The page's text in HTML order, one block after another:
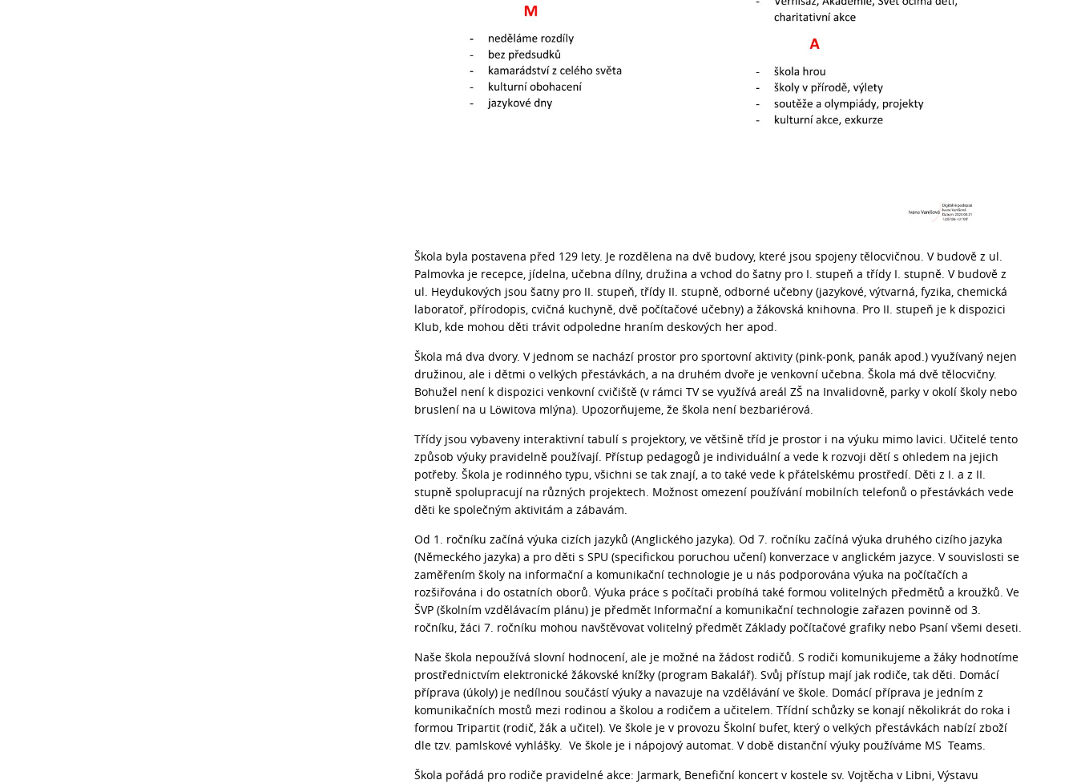
Škola byla postavena před 129 lety. Je rozdělena na dvě budovy, které jsou spojeny tělocvičnou. V budově z ul.
Palmovka je recepce, jídelna, učebna dílny, družina a vchod do šatny pro I. stupeň a třídy I. stupně. V budově z
ul. Heydukových jsou šatny pro II. stupeň, třídy II. stupně, odborné učebny (jazykové, výtvarná, fyzika, chemická
laboratoř, přírodopis, cvičná kuchyně, dvě počítačové učebny) a žákovská knihovna. Pro II. stupeň je k dispozici
Klub, kde mohou děti trávit odpoledne hraním deskových her apod.
Škola má dva dvory. V jednom se nachází prostor pro sportovní aktivity (pink-ponk, panák apod.) využívaný nejen
družinou, ale i dětmi o velkých přestávkách, a na druhém dvoře je venkovní učebna. Škola má dvě tělocvičny.
Bohužel není k dispozici venkovní cvičiště (v rámci TV se využívá areál ZŠ na Invalidovně, parky v okolí školy nebo
bruslení na u Löwitova mlýna). Upozorňujeme, že škola není bezbariérová.
Třídy jsou vybaveny interaktivní tabulí s projektory, ve většině tříd je prostor i na výuku mimo lavici. Učitelé tento
způsob výuky pravidelně používají. Přístup pedagogů je individuální a vede k rozvoji dětí s ohledem na jejich
potřeby. Škola je rodinného typu, všichni se tak znají, a to také vede k přátelskému prostředí. Děti z I. a z II.
stupně spolupracují na různých projektech. Možnost omezení používání mobilních telefonů o přestávkách vede
děti ke společným aktivitám a zábavám.
Od 1. ročníku začíná výuka cizích jazyků (Anglického jazyka). Od 7. ročníku začíná výuka druhého cizího jazyka
(Německého jazyka) a pro děti s SPU (specifickou poruchou učení) konverzace v anglickém jazyce. V souvislosti se
zaměřením školy na informační a komunikační technologie je u nás podporována výuka na počítačích a
rozšiřována i do ostatních oborů. Výuka práce s počítači probíhá také formou volitelných předmětů a kroužků. Ve
ŠVP (školním vzdělávacím plánu) je předmět Informační a komunikační technologie zařazen povinně od 3.
ročníku, žáci 7. ročníku mohou navštěvovat volitelný předmět Základy počítačové grafiky nebo Psaní všemi deseti.
Naše škola nepoužívá slovní hodnocení, ale je možné na žádost rodičů. S rodiči komunikujeme a žáky hodnotíme
prostřednictvím elektronické žákovské knížky (program Bakalář). Svůj přístup mají jak rodiče, tak děti. Domácí
příprava (úkoly) je nedílnou součástí výuky a navazuje na vzdělávání ve škole. Domácí příprava je jedním z
komunikačních mostů mezi rodinou a školou a rodičem a učitelem. Třídní schůzky se konají několikrát do roka i
formou Tripartit (rodič, žák a učitel). Ve škole je v provozu Školní bufet, který o velkých přestávkách nabízí zboží
dle tzv. pamlskové vyhlášky. Ve škole je i nápojový automat. V době distanční výuky používáme MS Teams.
Škola pořádá pro rodiče pravidelné akce: Jarmark, Benefiční koncert v kostele sv. Vojtěcha v Libni, Výstavu